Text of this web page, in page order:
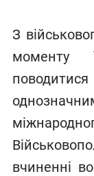
З
моменту
вчиненні